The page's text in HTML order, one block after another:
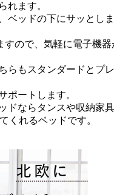
れます。
ベッドの下にサッとし
ので、気軽に電子機
もスタンダードとプ
ポートします。
ならタンスや収納家
くれるベッドです。